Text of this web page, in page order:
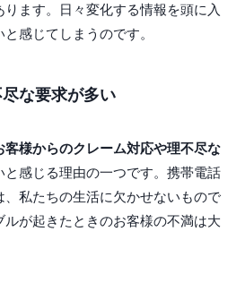
ます。日々変化する情報を頭に入
感じてしまうのです。
な要求が多い
客様からのクレーム対応や理不尽な
と感じる理由の一つです。携帯電話
私たちの生活に欠かせないもので
が起きたときのお客様の不満は大